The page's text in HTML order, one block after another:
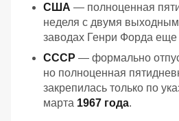
США — полноценная
неделя с двумя
заводах Генри Форда еще
СССР — формально
но полноценная
закрепилась только по
марта 1967 года.